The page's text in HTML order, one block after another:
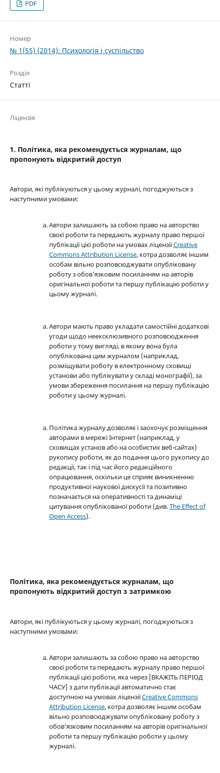
PDF
Номер
№ 1(55) (2014): Психологія і суспільство
Розділ
Статті
Ліцензія
1. Політика, яка рекомендується журналам, що
пропонують відкритий доступ
Автори, які публікуються у цьому журналі, погоджуються з
наступними умовами:
Автори залишають за собою право на авторство
своєї роботи та передають журналу право першої
публікації цієї роботи на умовах ліцензіїCreative
Commons Attribution License, котра дозволяє іншим
особам вільно розповсюджувати опубліковану
роботу з обов'язковим посиланням на авторів
оригінальної роботи та першу публікацію роботи у
цьому журналі.
Автори мають право укладати самостійні додаткові
угоди щодо неексклюзивного розповсюдження
роботи у тому вигляді, в якому вона була
опублікована цим журналом (наприклад,
розміщувати роботу в електронному сховищі
установи або публікувати у складі монографії), за
умови збереження посилання на першу публікацію
роботи у цьому журналі.
Політика журналу дозволяє і заохочує розміщення
авторами в мережі Інтернет (наприклад, у
сховищах установ або на особистих веб-сайтах)
рукопису роботи, як до подання цього рукопису до
редакції, так і під час його редакційного
опрацювання, оскільки це сприяє виникненню
продуктивної наукової дискусії та позитивно
позначається на оперативності та динаміці
цитування опублікованої роботи (див.The Effect of
Open Access).
Політика, яка рекомендується журналам, що
пропонують відкритий доступ з затримкою
Автори, які публікуються у цьому журналі, погоджуються з
наступними умовами:
Автори залишають за собою право на авторство
своєї роботи та передають журналу право першої
публікації цієї роботи, яка через [ВКАЖІТЬ ПЕРІОД
ЧАСУ] з дати публікації автоматично стає
доступною на умовах ліцензіїCreative Commons
Attribution License, котра дозволяє іншим особам
вільно розповсюджувати опубліковану роботу з
обов'язковим посиланням на авторів оригінальної
роботи та першу публікацію роботи у цьому
журналі.